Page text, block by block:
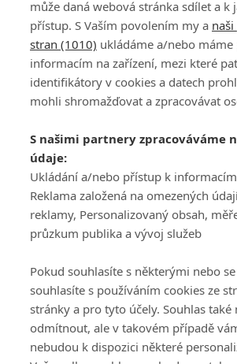
může daná webová stránka sdílet a k
přístup. S Vaším povolením my a
stran (1010) ukládáme a/nebo
informacím na zařízení, mezi které
identifikátory v cookies a datech
mohli shromažďovat a zpracovávat
S našimi partnery zpracováváme
údaje:
Ukládání a/nebo přístup k
Reklama založená na omezených
reklamy, Personalizovaný obsah,
průzkum publika a vývoj služeb
Pokud souhlasíte s některými nebo
souhlasíte s používáním cookies ze
stránky a pro tyto účely. Souhlas také
odmítnout, ale v takovém případě
nebudou k dispozici některé
Všeobecné obchodní
podmínky služby
GolfExtra.cz Premium
Podmínky zpracování
osobních údajů při
GolfExtra
Ceník GolfExtra.cz
Premium
Doporučené odkazy
ATV CZ,
140 00